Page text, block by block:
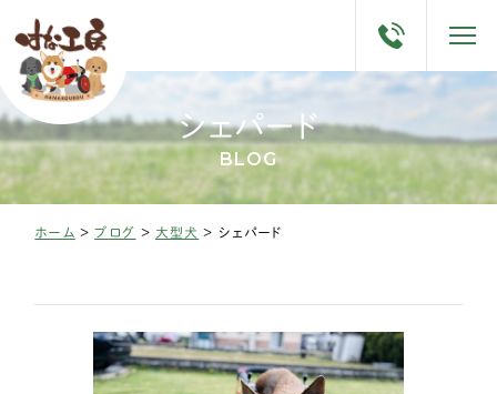
シェパード
BLOG
ホーム >ブログ > 大型犬 > シェパード